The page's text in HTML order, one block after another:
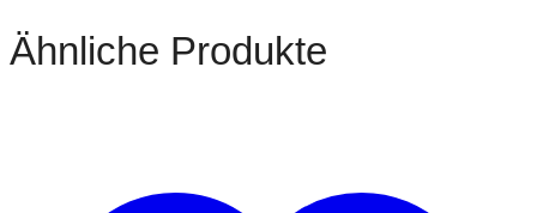
Ähnliche Produkte